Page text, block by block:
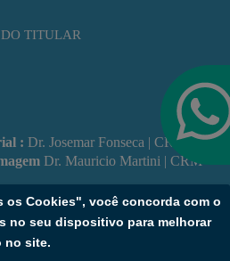
: Dr. Josemar Fonseca | CRF 1290.
Dr. Mauricio Martini | CRM
Enf. Kátia Bulhões | COREN
TITULAR
os Cookies", você concorda com o
no seu dispositivo para melhorar
no site.